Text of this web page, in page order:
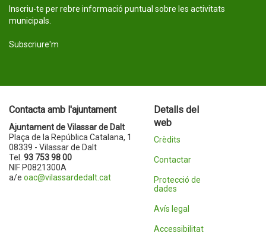
Inscriu-te per rebre informació puntual sobre les activitats
municipals.
Subscriure'm
Contacta amb l'ajuntament
Ajuntament de Vilassar de Dalt
Plaça de la República Catalana, 1
08339 - Vilassar de Dalt
Tel. 93 753 98 00
NIF P0821300A
a/e oac@vilassardedalt.cat
Detalls del
web
Crèdits
Contactar
Protecció de
dades
Avís legal
Accessibilitat